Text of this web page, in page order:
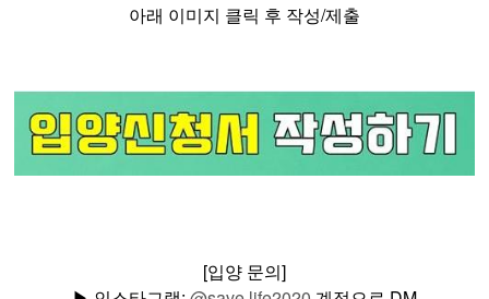
아래 이미지 클릭 후 작성/제출
[입양 문의]